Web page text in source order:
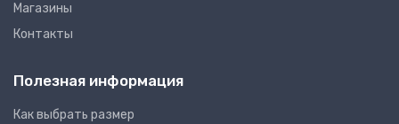
Магазины
Контакты
Полезная информация
Как выбрать размер